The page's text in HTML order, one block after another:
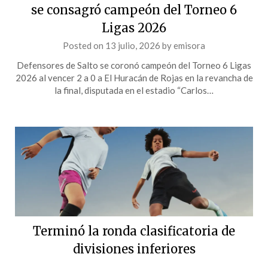
se consagró campeón del Torneo 6
Ligas 2026
Posted on 13 julio, 2026 byemisora
Defensores de Salto se coronó campeón del Torneo 6 Ligas
2026 al vencer 2 a 0 a El Huracán de Rojas en la revancha de
la final, disputada en el estadio “Carlos…
Terminó la ronda clasificatoria de
divisiones inferiores